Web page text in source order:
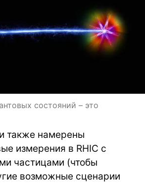
состояний – это
также намерены
измерения в RHIC с
частицами (чтобы
возможные сценарии